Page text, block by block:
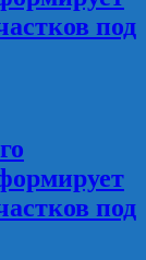
под
под